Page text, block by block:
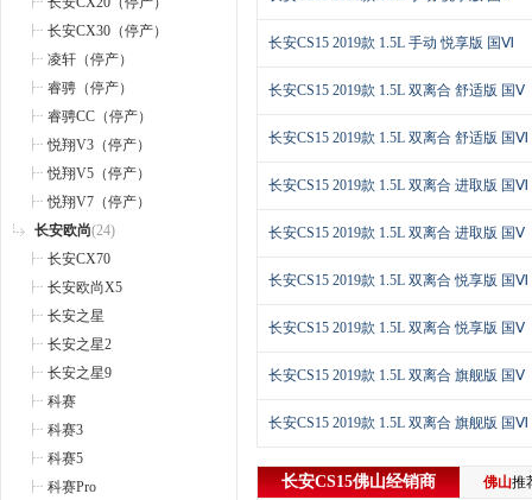
长安CX30（停产）
凌轩（停产）
睿骋（停产）
睿骋CC（停产）
悦翔V3（停产）
悦翔V5（停产）
悦翔V7（停产）
长安欧尚(24)
长安CX70
长安欧尚X5
长安之星
长安之星2
长安之星9
科赛
科赛3
科赛5
科赛Pro
长安CS15 2019款 1.5L 手动 悦享版 国Ⅵ
长安CS15 2019款 1.5L 双离合 舒适版 国Ⅴ
长安CS15 2019款 1.5L 双离合 舒适版 国Ⅵ
长安CS15 2019款 1.5L 双离合 进取版 国Ⅵ
长安CS15 2019款 1.5L 双离合 进取版 国Ⅴ
长安CS15 2019款 1.5L 双离合 悦享版 国Ⅵ
长安CS15 2019款 1.5L 双离合 悦享版 国Ⅴ
长安CS15 2019款 1.5L 双离合 旗舰版 国Ⅴ
长安CS15 2019款 1.5L 双离合 旗舰版 国Ⅵ
长安CS15佛山经销商 佛山推